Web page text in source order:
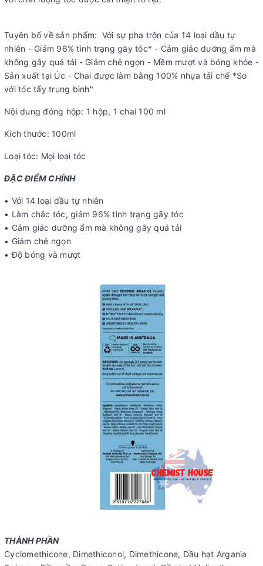
Tuyên bố về sản phẩm: Với sự pha trộn của 14 loại dầu tự
nhiên - Giảm 96% tình trạng gãy tóc* - Cảm giác dưỡng ẩm mà
không gây quá tải - Giảm chẻ ngọn - Mềm mượt và bóng khỏe -
Sản xuất tại Úc - Chai được làm bằng 100% nhựa tái chế *So
với tóc tẩy trung bình"
Nội dung đóng hộp: 1 hộp, 1 chai 100 ml
Kích thước: 100ml
Loại tóc: Mọi loại tóc
ĐẶC ĐIỂM CHÍNH
• Với 14 loại dầu tự nhiên
• Làm chắc tóc, giảm 96% tình trạng gãy tóc
• Cảm giác dưỡng ẩm mà không gây quá tải
• Giảm chẻ ngọn
• Độ bóng và mượt
THÀNH PHẦN
Cyclomethicone, Dimethiconol, Dimethicone, Dầu hạt Argania